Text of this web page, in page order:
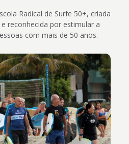
Radical de Surfe 50+, criada
reconhecida por estimular a
com mais de 50 anos.